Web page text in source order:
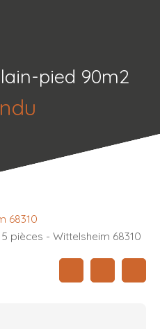
pied 90m2
68310
pièces - Wittelsheim 68310